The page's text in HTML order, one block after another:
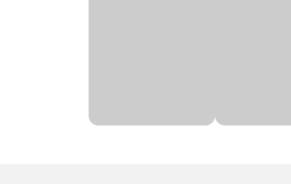
Adicione uma gota de Labcon Acid para cada 3 litros de água;